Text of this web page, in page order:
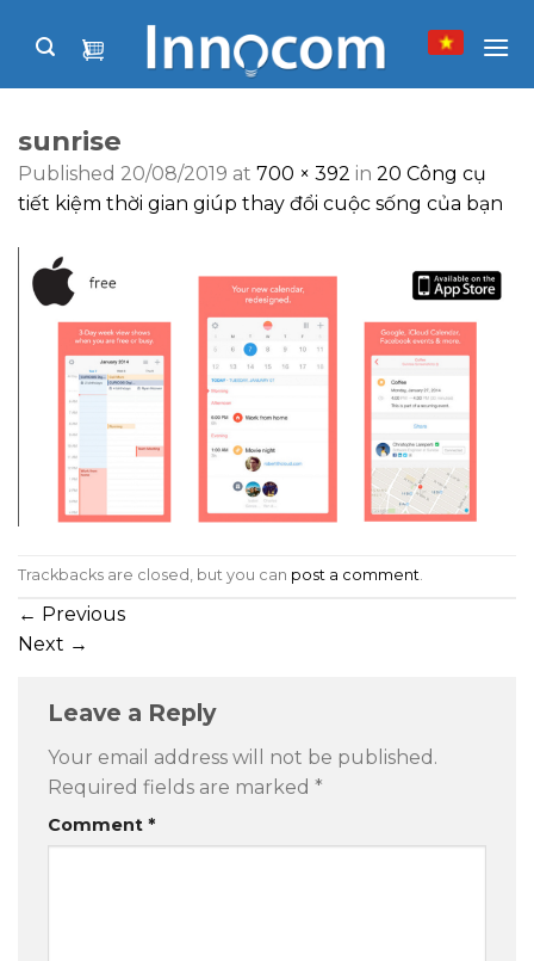
sunrise
Published 20/08/2019 at 700 × 392 in 20 Công cụ
tiết kiệm thời gian giúp thay đổi cuộc sống của bạn
Trackbacks are closed, but you can post a comment.
← Previous
Next →
Leave a Reply
Your email address will not be published.
Required fields are marked *
Comment *